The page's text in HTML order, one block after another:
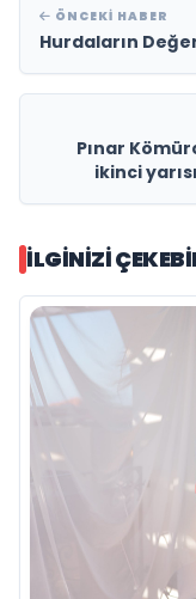
ÖNCEKI HABER
Hurdaların
Pınar
ikinci
İLGINIZI